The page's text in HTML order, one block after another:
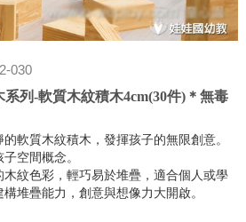
030
系列-軟質木紋積木4cm(30件)＊無毒
軟質木紋積木，發揮孩子的無限創意。
空間概念。
紋色彩，輕巧易於堆疊，適合個人或學
堆疊能力，創意與想像力大開啟。